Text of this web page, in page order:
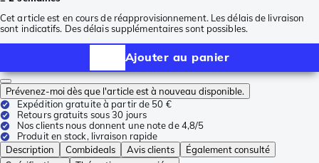
Cet article est en cours de réapprovisionnement. Les délais de livraison
sont indicatifs. Des délais supplémentaires sont possibles.
Ajouter au panier
Prévenez-moi dès que l'article est à nouveau disponible.
Expédition gratuite à partir de 50 €
Retours gratuits sous 30 jours
Nos clients nous donnent une note de 4,8/5
Produit en stock, livraison rapide
Description
Combideals Avis clients
Également consulté